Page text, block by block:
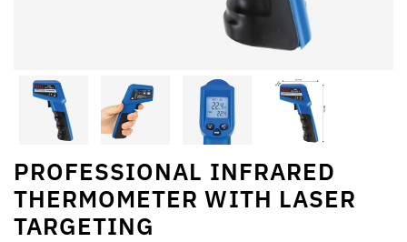
PROFESSIONAL INFRARED
THERMOMETER WITH LASER
TARGETING